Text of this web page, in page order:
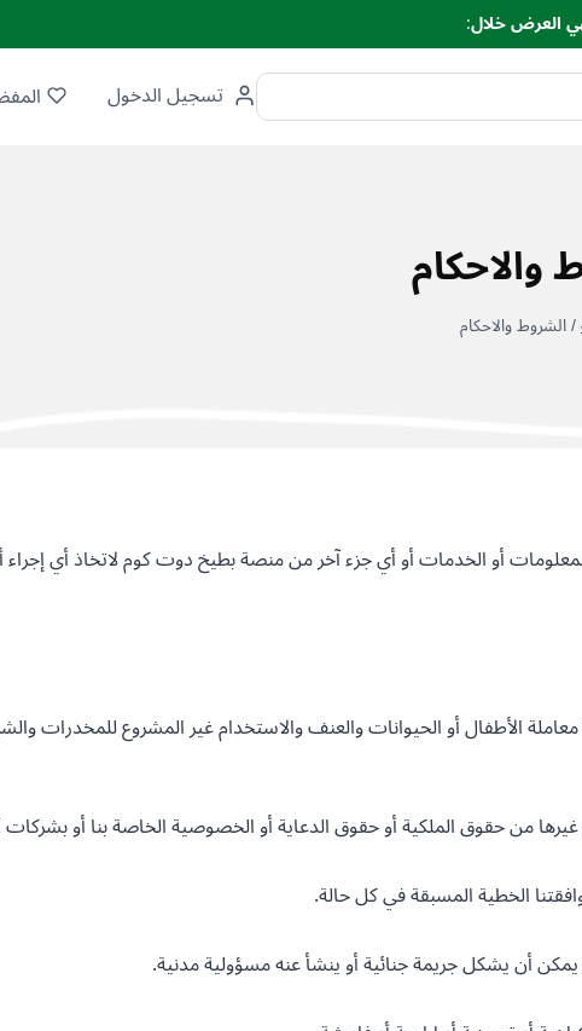
العرض خلال:
تسجيل الدخول
والاحكام
/الشروط والاحكام
أو الخدمات أو أي جزء آخر من منصة بطيخ دوت كوم لاتخاذ أي إجراء
الأطفال أو الحيوانات والعنف والاستخدام غير المشروع للمخدرات